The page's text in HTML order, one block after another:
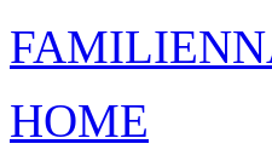
HOME